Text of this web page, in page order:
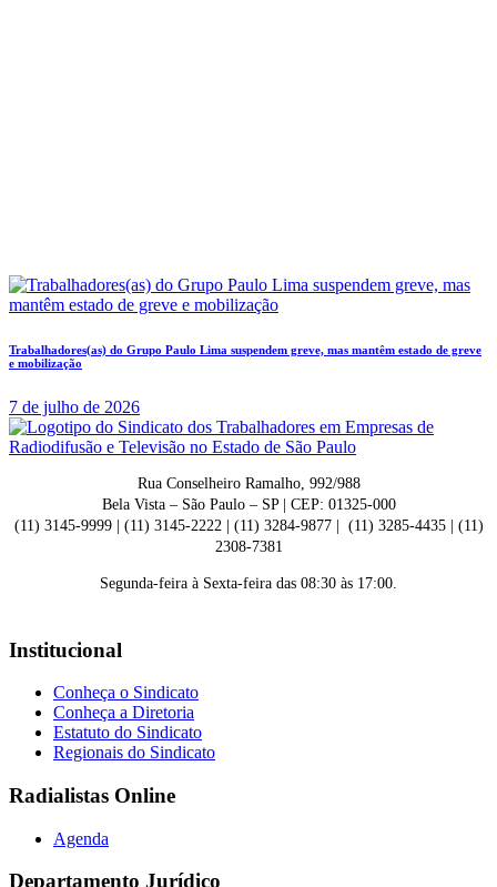
Trabalhadores(as) do Grupo Paulo Lima suspendem greve, mas mantêm estado de greve
e mobilização
7 de julho de 2026
Rua Conselheiro Ramalho, 992/988
Bela Vista – São Paulo – SP | CEP: 01325-000
(11) 3145-9999 | (11) 3145-2222 | (11) 3284-9877 | (11) 3285-4435 | (11)
2308-7381
Segunda-feira à Sexta-feira das 08:30 às 17:00.
Institucional
Conheça o Sindicato
Conheça a Diretoria
Estatuto do Sindicato
Regionais do Sindicato
Radialistas Online
Agenda
Departamento Jurídico